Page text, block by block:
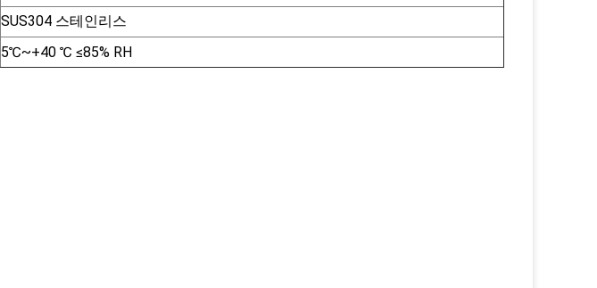
SUS304 스테인리스
5℃~+40 ℃ ≤85% RH